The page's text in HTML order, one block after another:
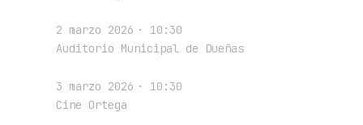
2 marzo 2026 · 10:30
Auditorio Municipal de Dueñas
3 marzo 2026 · 10:30
Cine Ortega